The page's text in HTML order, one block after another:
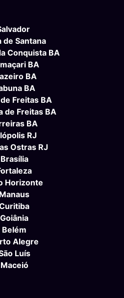
de Santana
Conquista BA
BA
BA
BA
Freitas BA
de Freitas BA
BA
RJ
Ostras RJ
Brasília
Horizonte
Manaus
Goiânia
Belém
Alegre
Luís
Maceió